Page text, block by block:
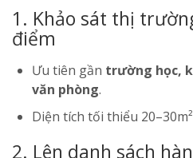
1. Khảo sát thị
điểm
Ưu tiên gần trường học,
văn phòng.
Diện tích tối thiểu
2. Lên danh sách